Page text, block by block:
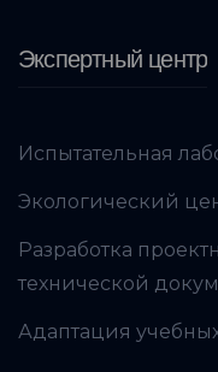
Экспертный центр
Испытательная
Экологический
Разработка
технической
Адаптация